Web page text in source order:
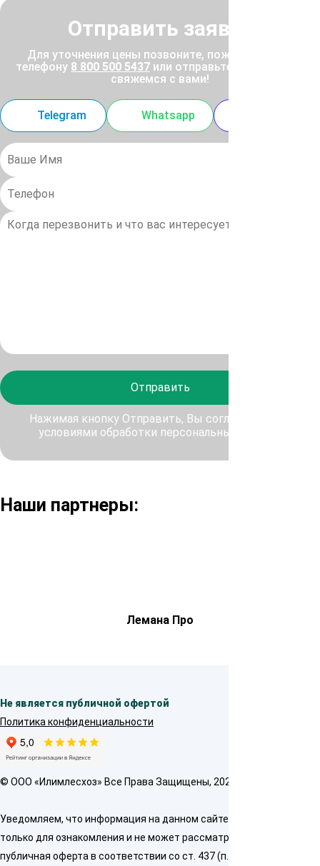
Отправить заявку
Для уточнения цены позвоните, пожалуйста, по
телефону 8 800 500 5437 или отправьте заявку, и мы
свяжемся с вами!
Telegram Whatsapp
Отправить
Нажимая кнопку Отправить, Вы соглашаетесь с
условиями обработки персональных данных
Наши партнеры:
Лемана Про
Не является публичной офертой
Политика конфиденциальности
© OOO «Илимлесхоз» Все Права Защищены, 2026
Уведомляем, что информация на данном сайте предназначена
только для ознакомления и не может рассматриваться как
публичная оферта в соответствии со ст. 437 (п. 2) ГК РФ. Для